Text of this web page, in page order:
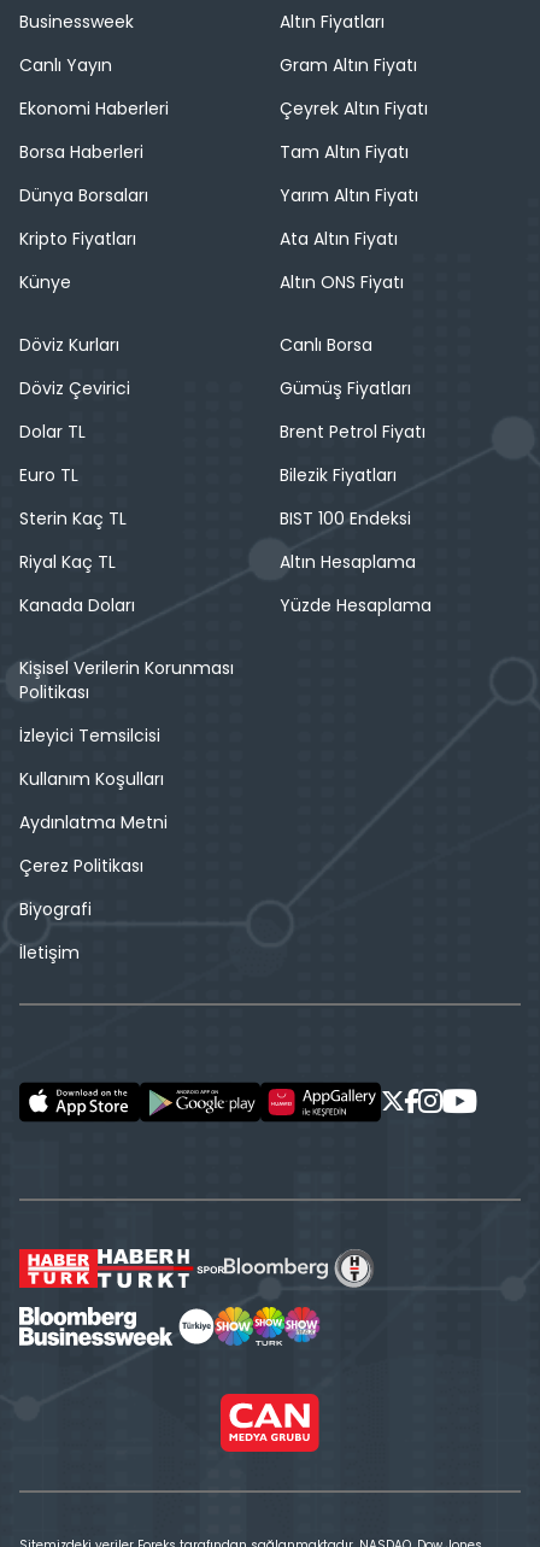
Businessweek
Canlı Yayın
Ekonomi Haberleri
Borsa Haberleri
Dünya Borsaları
Kripto Fiyatları
Künye
Altın Fiyatları
Gram Altın Fiyatı
Çeyrek Altın Fiyatı
Tam Altın Fiyatı
Yarım Altın Fiyatı
Ata Altın Fiyatı
Altın ONS Fiyatı
Döviz Kurları
Döviz Çevirici
Dolar TL
Euro TL
Sterin Kaç TL
Riyal Kaç TL
Kanada Doları
Canlı Borsa
Gümüş Fiyatları
Brent Petrol Fiyatı
Bilezik Fiyatları
BIST 100 Endeksi
Altın Hesaplama
Yüzde Hesaplama
Kişisel Verilerin Korunması
Politikası
İzleyici Temsilcisi
Kullanım Koşulları
Aydınlatma Metni
Çerez Politikası
Biyografi
İletişim